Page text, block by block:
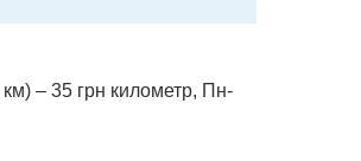
– 35 грн километр, Пн-